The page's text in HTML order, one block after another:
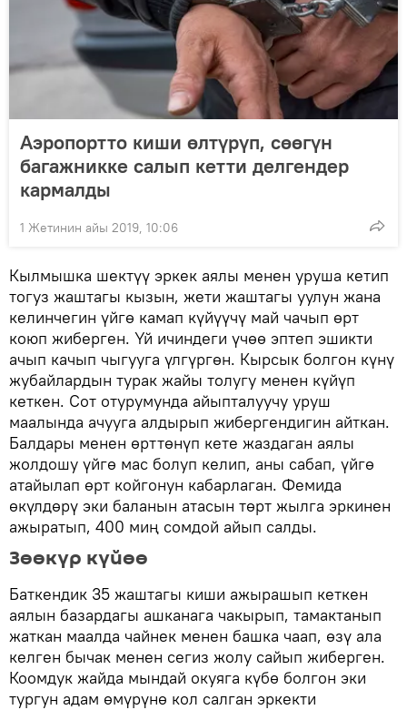
Аэропортто киши өлтүрүп, сөөгүн
багажникке салып кетти делгендер
кармалды
1 Жетинин айы 2019, 10:06
Кылмышка шектүү эркек аялы менен уруша кетип
тогуз жаштагы кызын, жети жаштагы уулун жана
келинчегин үйгө камап күйүүчү май чачып өрт
коюп жиберген. Үй ичиндеги үчөө эптеп эшикти
ачып качып чыгууга үлгүргөн. Кырсык болгон күнү
жубайлардын турак жайы толугу менен күйүп
кеткен. Сот отурумунда айыпталуучу уруш
маалында ачууга алдырып жибергендигин айткан.
Балдары менен өрттөнүп кете жаздаган аялы
жолдошу үйгө мас болуп келип, аны сабап, үйгө
атайылап өрт койгонун кабарлаган. Фемида
өкүлдөрү эки баланын атасын төрт жылга эркинен
ажыратып, 400 миң сомдой айып салды.
Зөөкүр күйөө
Баткендик 35 жаштагы киши ажырашып кеткен
аялын базардагы ашканага чакырып, тамактанып
жаткан маалда чайнек менен башка чаап, өзү ала
келген бычак менен сегиз жолу сайып жиберген.
Коомдук жайда мындай окуяга күбө болгон эки
тургун адам өмүрүнө кол салган эркекти